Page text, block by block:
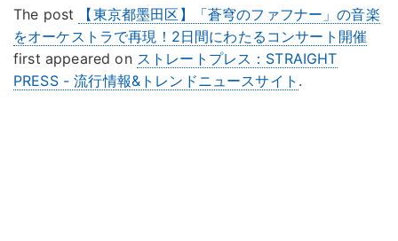
The post
【東京都墨田区】「蒼穹のファフナー」の音楽
をオーケストラで再現！2日間にわたるコンサート開催
first appeared on ストレートプレス：STRAIGHT
PRESS - 流行情報&トレンドニュースサイト .